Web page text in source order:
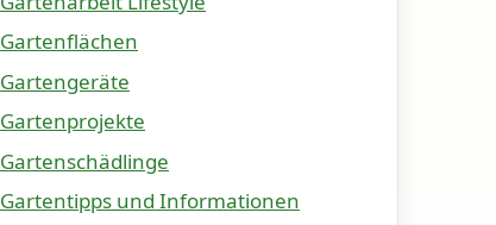
Gartenflächen
Gartengeräte
Gartenprojekte
Gartenschädlinge
Gartentipps und Informationen